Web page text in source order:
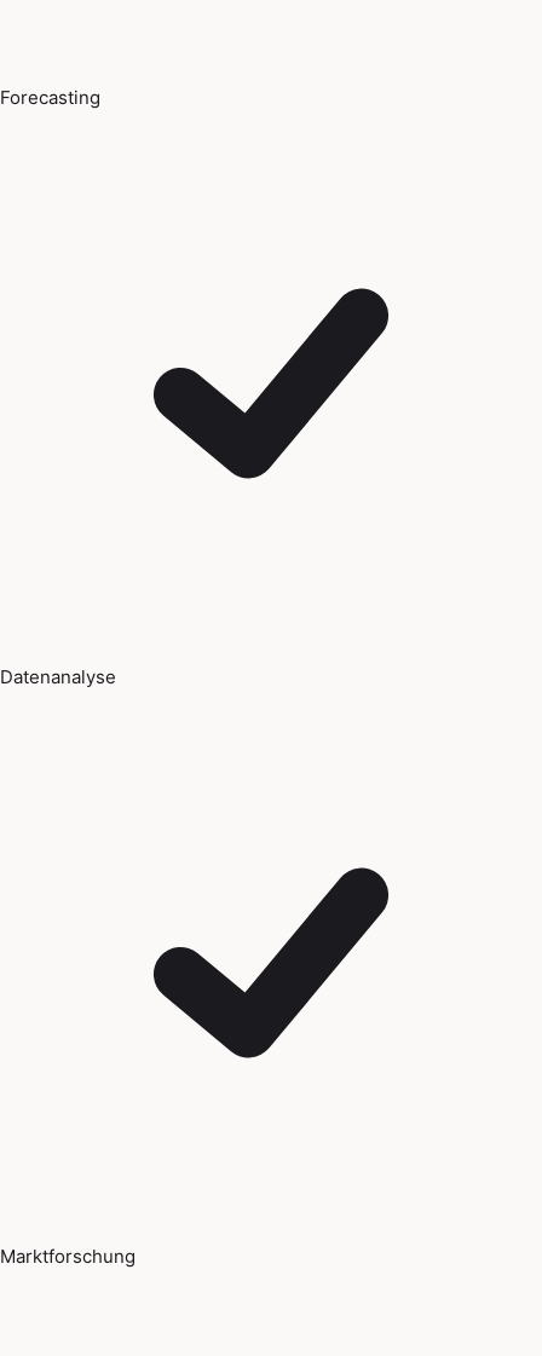
Forecasting
Datenanalyse
Marktforschung